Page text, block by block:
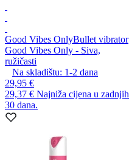
Good Vibes OnlyBullet vibrator
Good Vibes Only - Siva,
ružičasti
Na skladištu: 1-2 dana
29,95 €
29,37 € Najniža cijena u zadnjih
30 dana.